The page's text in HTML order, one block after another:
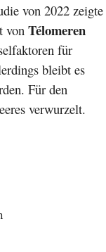
von 2022 zeigte
von Télomeren
für
bleibt es
Für den
verwurzelt.